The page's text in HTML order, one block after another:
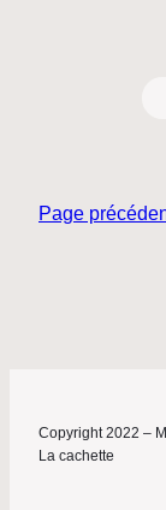
Page
Copyright 2022 –
La cachette